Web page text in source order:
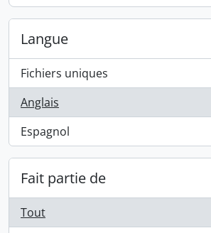
Langue
Fichiers uniques
, 30443 résultats
Anglais
, 30443 résultats
Espagnol
, 2 résultats
Fait partie de
Tout